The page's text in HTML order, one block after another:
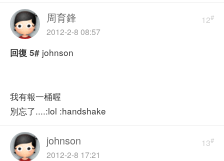
12#
周育鋒
2012-2-8 08:57
回復 5# johnson
我有報一桶喔
別忘了....:lol :handshake
13#
johnson
2012-2-8 17:21